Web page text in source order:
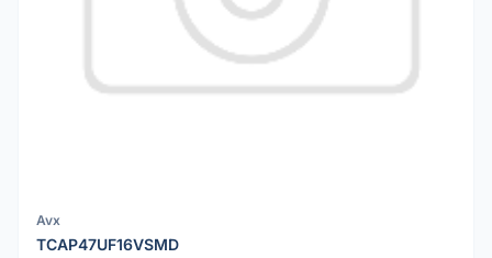
Avx
TCAP47UF16VSMD